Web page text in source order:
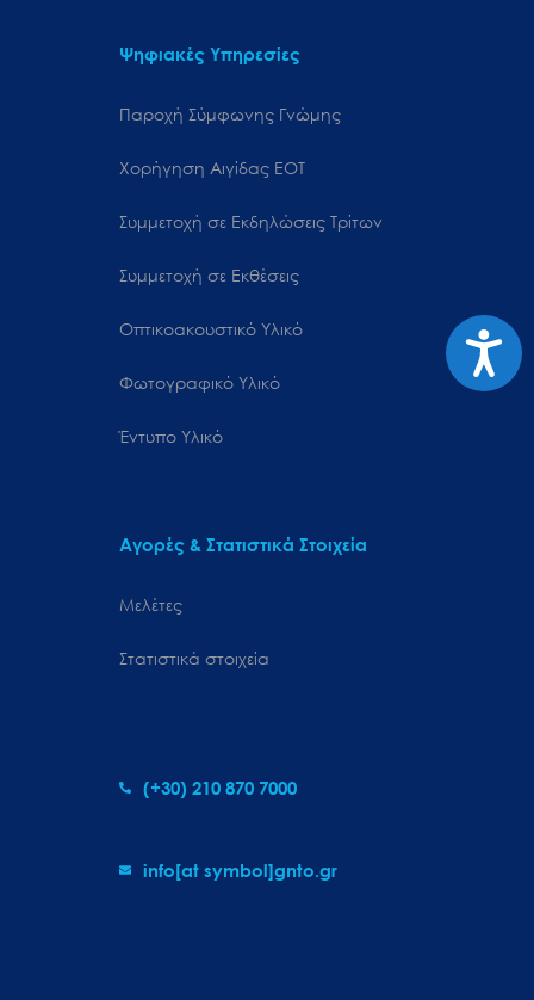
Ψηφιακές Υπηρεσίες
Παροχή Σύμφωνης Γνώμης
Χορήγηση Αιγίδας ΕΟΤ
Συμμετοχή σε Εκδηλώσεις Τρίτων
Συμμετοχή σε Εκθέσεις
Οπτικοακουστικό Υλικό
Φωτογραφικό Υλικό
Έντυπο Υλικό
Αγορές & Στατιστικά Στοιχεία
Μελέτες
Στατιστικά στοιχεία
(+30) 210 870 7000
info[at symbol]gnto.gr